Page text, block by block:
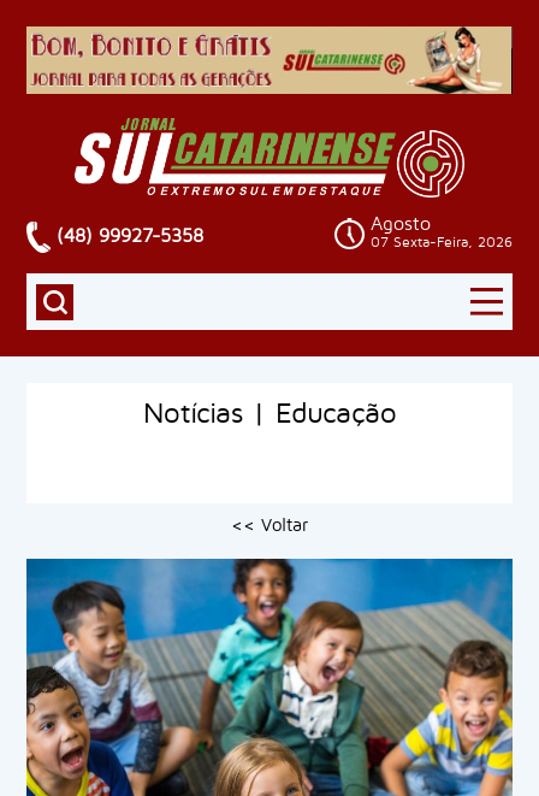
(48) 99927-5358
Agosto
07 Sexta-Feira, 2026
Notícias | Educação
<< Voltar